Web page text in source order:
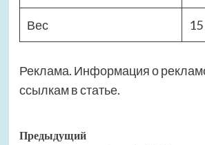
Вес 15
Реклама. Информация о
ссылкам в статье.
Навигация
Предыдущий